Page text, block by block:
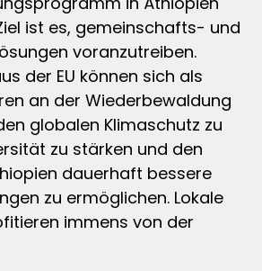
ist es, gemeinschafts- und
voranzutreiben.
der EU können sich als
an der Wiederbewaldung
globalen Klimaschutz zu
zu stärken und den
dauerhaft bessere
zu ermöglichen. Lokale
immens von der